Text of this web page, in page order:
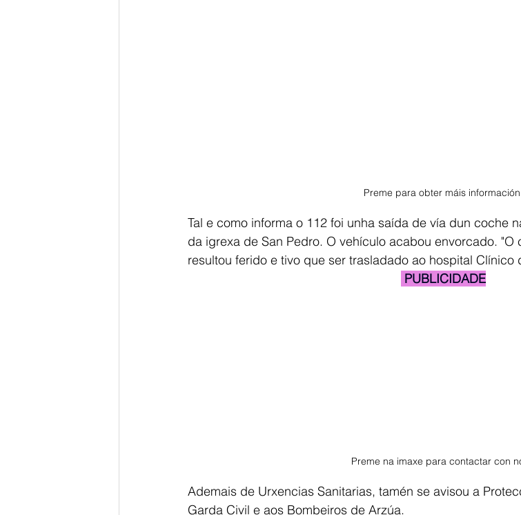
Preme para obter máis
Tal e como informa o 112 foi unha saída de vía dun coche
da igrexa de San Pedro. O vehículo acabou envorcado. "O
resultou ferido e tivo que ser trasladado ao hospital Clínico
PUBLICIDADE
Preme na imaxe para contactar con
Ademais de Urxencias Sanitarias, tamén se avisou a
Garda Civil e aos Bombeiros de Arzúa.